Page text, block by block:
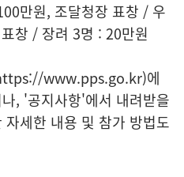
만원, 조달청장 표창 / 우
창 / 장려 3명 : 20만원
www.pps.go.kr)에
, '공지사항'에서 내려받을
세한 내용 및 참가 방법도